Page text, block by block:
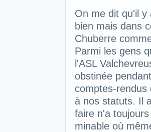
On me dit qu'il y
bien mais dans
Chuberre
Parmi les gens
l'ASL
obstinée
comptes-rendus
à nos statuts. Il
faire n'a
minable où